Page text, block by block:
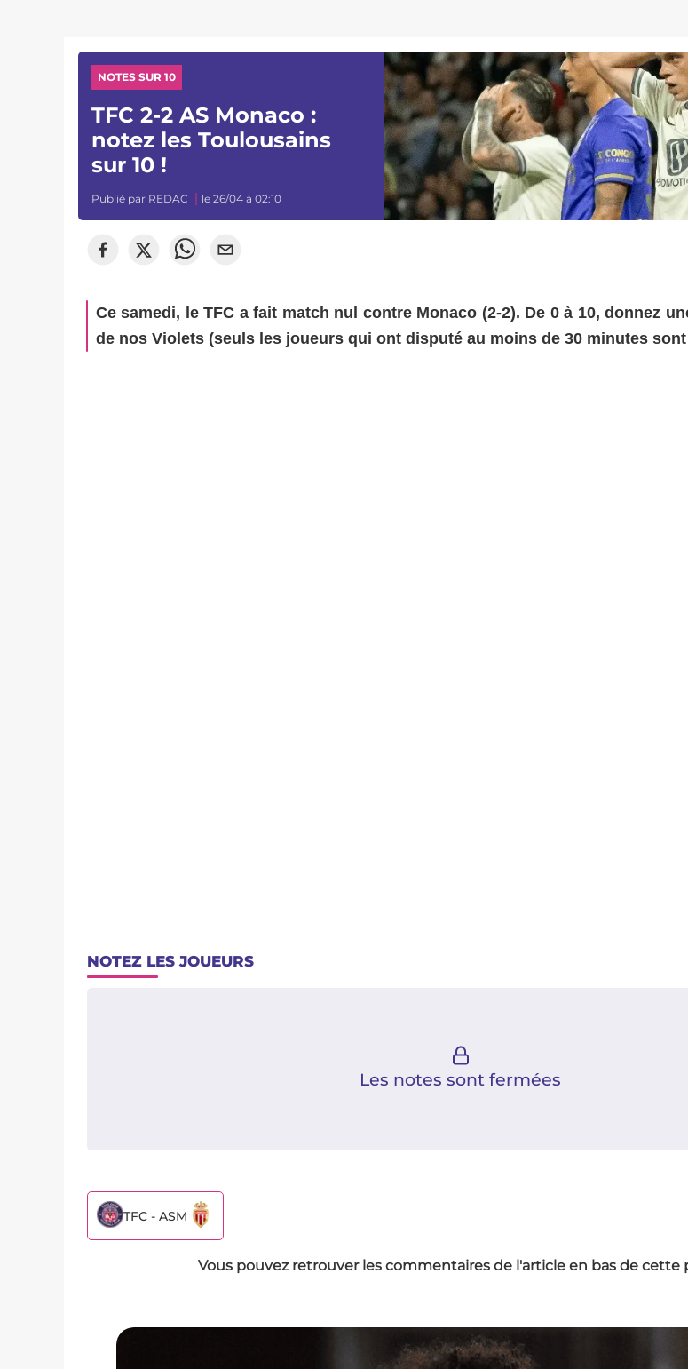
NOTES SUR 10
TFC 2-2 AS Monaco :
notez les Toulousains
sur 10 !
Publié par REDAC le 26/04 à 02:10
Ce samedi, le TFC a fait match nul contre Monaco (2-2). De 0 à 10, donnez
de nos Violets (seuls les joueurs qui ont disputé au moins de 30 minutes
NOTEZ LES JOUEURS
Les notes sont fermées
TFC - ASM
Vous pouvez retrouver les commentaires de l'article en bas de cette